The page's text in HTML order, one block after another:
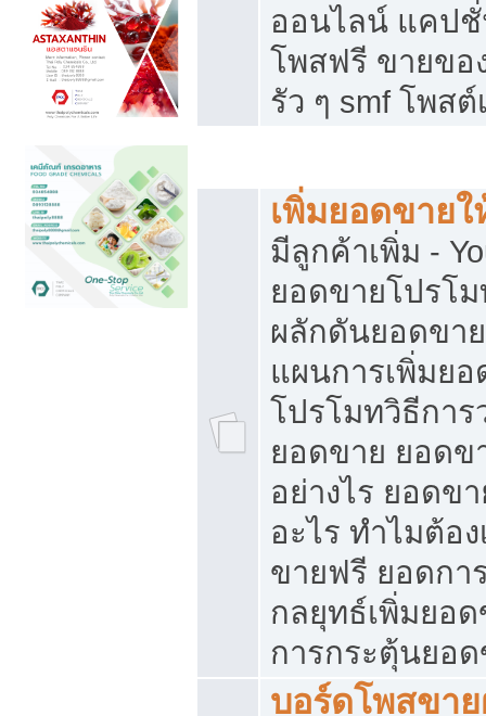
ออนไลน์ แคป
โพสฟรี ขายขอ
รัว ๆ smf โพส
เพิ่มยอดขายใ
มีลูกค้าเพิ่ม -
ยอดขายโปรโ
ผลักดันยอดขา
แผนการเพิ่มย
โปรโมทวิธีการ
ยอดขาย ยอดข
อย่างไร ยอดข
อะไร ทำไมต้อ
ขายฟรี ยอดกา
กลยุทธ์เพิ่มยอ
การกระตุ้นยอ
บอร์ดโพสขา